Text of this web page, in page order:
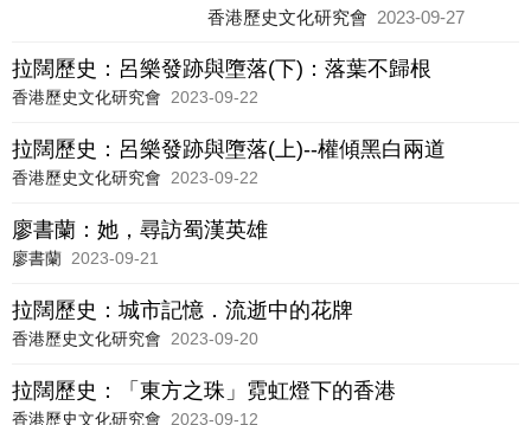
前，其實港英政府曾經作出頑強的抵
香港的計劃，被守軍硬拖至十八天才攻
陷，後世稱為「十八日戰爭」。本文旨
在述說香港義勇軍可歌可泣保家衞國的
民，規模雖小，卻發揮強大作用，甚至
在戰後被港英政府公布御賜「皇家」榮
香港歷史文化研究會 2023-09-27
拉闊歷史：呂樂發跡與墮落(下)：落葉不歸根
香港歷史文化研究會 2023-09-22
拉闊歷史：呂樂發跡與墮落(上)--權傾黑白兩道
香港歷史文化研究會 2023-09-22
廖書蘭：她，尋訪蜀漢英雄
廖書蘭 2023-09-21
拉闊歷史：城市記憶．流逝中的花牌
香港歷史文化研究會 2023-09-20
拉闊歷史：「東方之珠」霓虹燈下的香港
香港歷史文化研究會 2023-09-12